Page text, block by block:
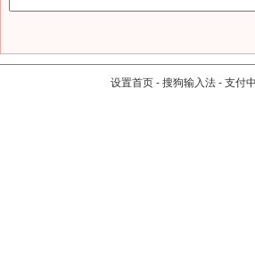
设置首页 - 搜狗输入法 - 支付